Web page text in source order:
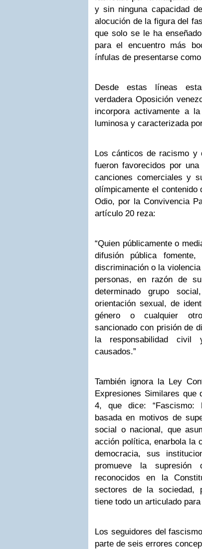
y sin ninguna capacidad
alocución de la figura del
que solo se le ha
para el encuentro más
ínfulas de presentarse
Desde estas líneas
verdadera Oposición
incorpora activamente a
luminosa y caracterizada
Los cánticos de racismo y
fueron favorecidos por
canciones comerciales y
olímpicamente el contenido
Odio, por la Convivencia
artículo 20 reza:
“Quien públicamente o
difusión pública
discriminación o la
personas, en razón de
determinado grupo
orientación sexual, de
género o cualquier
sancionado con prisión de
la responsabilidad
causados.”
También ignora la Ley
Expresiones Similares
4, que dice: “Fascismo:
basada en motivos de
social o nacional, que
acción política, enarbola la
democracia, sus
promueve la
reconocidos en la
sectores de la sociedad,
tiene todo un articulado
Los seguidores del
parte de seis errores